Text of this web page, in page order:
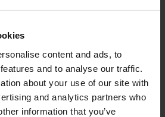
content and ads, to
and to analyse our traffic.
about your use of our site with
and analytics partners who
information that you’ve
bietet eine umfassende
technischen Spezifikationen und
des Fahrzeugs.